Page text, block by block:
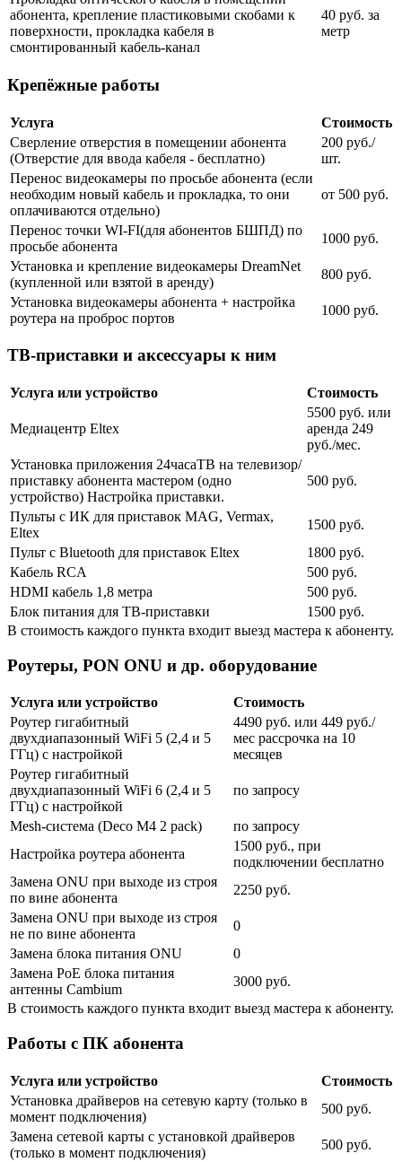
абонента, крепление пластиковыми скобами к
поверхности, прокладка кабеля в
смонтированный кабель-канал
40 руб. за
метр
Крепёжные работы
Услуга
Стоимость
Сверление отверстия в помещении абонента
(Отверстие для ввода кабеля - бесплатно)
200 руб./
шт.
Перенос видеокамеры по просьбе абонента (если
необходим новый кабель и прокладка, то они
оплачиваются отдельно)
от 500 руб.
Перенос точки WI-FI(для абонентов БШПД) по
просьбе абонента
1000 руб.
Установка и крепление видеокамеры DreamNet
(купленной или взятой в аренду)
800 руб.
Установка видеокамеры абонента + настройка
роутера на проброс портов
1000 руб.
ТВ-приставки и аксессуары к ним
Услуга или устройство Стоимость
Медиацентр Eltex
5500 руб. или
аренда 249
руб./мес.
Установка приложения 24часаТВ на телевизор/
приставку абонента мастером (одно
устройство) Настройка приставки.
500 руб.
Пульты с ИК для приставок MAG, Vermax,
Eltex
1500 руб.
Пульт с Bluetooth для приставок Eltex
1800 руб.
Кабель RCA
500 руб.
HDMI кабель 1,8 метра
500 руб.
Блок питания для ТВ-приставки
1500 руб.
В стоимость каждого пункта входит выезд мастера к абоненту.
Роутеры, PON ONU и др. оборудование
Услуга или устройство
Стоимость
Роутер гигабитный
двухдиапазонный WiFi 5 (2,4 и 5
ГГц) с настройкой
4490 руб. или 449 руб./
мес рассрочка на 10
месяцев
Роутер гигабитный
двухдиапазонный WiFi 6 (2,4 и 5
ГГц) с настройкой
по запросу
Mesh-система (Deco M4 2 pack)
по запросу
Настройка роутера абонента
1500 руб., при
подключении бесплатно
Замена ONU при выходе из строя
по вине абонента
2250 руб.
Замена ONU при выходе из строя
не по вине абонента
0
Замена блока питания ONU
0
Замена PoE блока питания
антенны Cambium
3000 руб.
В стоимость каждого пункта входит выезд мастера к абоненту.
Работы с ПК абонента
Услуга или устройство
Стоимость
Установка драйверов на сетевую карту (только в
момент подключения)
500 руб.
Замена сетевой карты с установкой драйверов
(только в момент подключения)
500 руб.